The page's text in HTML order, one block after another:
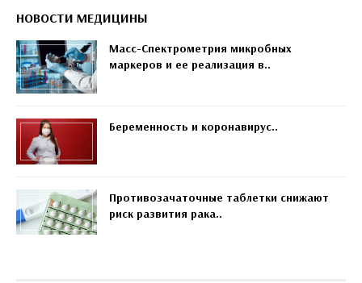
НОВОСТИ МЕДИЦИНЫ
Масс-Спектрометрия микробных
маркеров и ее реализация в..
Беременность и коронавирус..
Противозачаточные таблетки снижают
риск развития рака..